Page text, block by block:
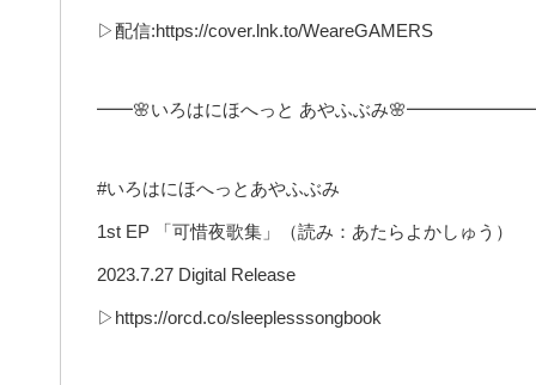
▷配信:https://cover.lnk.to/WeareGAMERS
━━🌸いろはにほへっと あやふぶみ
#いろはにほへっとあやふぶみ
1st EP 「可惜夜歌集」（読み：あたらよかしゅう）
2023.7.27 Digital Release
▷https://orcd.co/sleeplesssongbook